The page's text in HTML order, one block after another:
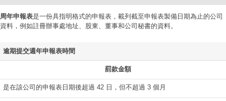
周年申報表是一份具指明格式的申報表，載列截至申報表製備日期為止的公司
資料，例如註冊辦事處地址、股東、董事和公司秘書的資料。
逾期提交週年申報表時間
罰款金額
是在該公司的申報表日期後超過 42 日，但不超過 3 個月